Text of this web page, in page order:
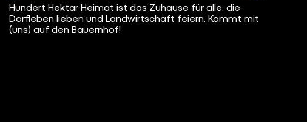
Hundert Hektar Heimat ist das Zuhause für alle, die
Dorfleben lieben und Landwirtschaft feiern. Kommt mit
(uns) auf den Bauernhof!